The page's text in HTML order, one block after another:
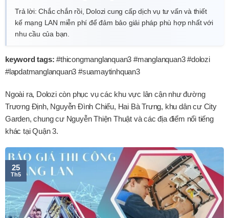
Trả lời: Chắc chắn rồi, Dolozi cung cấp dịch vụ tư vấn và thiết
kế mạng LAN miễn phí để đảm bảo giải pháp phù hợp nhất với
nhu cầu của bạn.
keyword tags:#thicongmanglanquan3 #manglanquan3 #dolozi
#lapdatmanglanquan3 #suamaytinhquan3
Ngoài ra, Dolozi còn phục vụ các khu vực lân cận như đường
Trương Định, Nguyễn Đình Chiểu, Hai Bà Trưng, khu dân cư City
Garden, chung cư Nguyễn Thiện Thuật và các địa điểm nổi tiếng
khác tại Quận 3.
25
Th5